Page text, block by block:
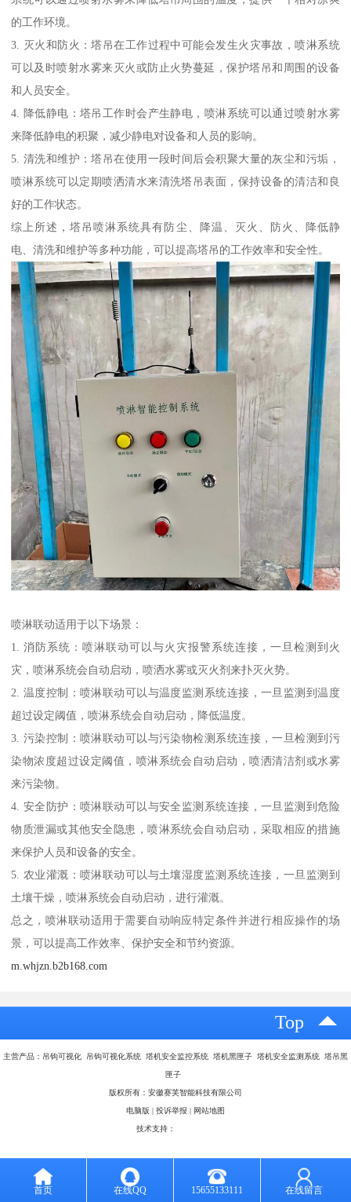
的工作环境。
3. 灭火和防火：塔吊在工作过程中可能会发生火灾事故，喷淋系统
可以及时喷射水雾来灭火或防止火势蔓延，保护塔吊和周围的设备
和人员安全。
4. 降低静电：塔吊工作时会产生静电，喷淋系统可以通过喷射水雾
来降低静电的积聚，减少静电对设备和人员的影响。
5. 清洗和维护：塔吊在使用一段时间后会积聚大量的灰尘和污垢，
喷淋系统可以定期喷洒清水来清洗塔吊表面，保持设备的清洁和良
好的工作状态。
综上所述，塔吊喷淋系统具有防尘、降温、灭火、防火、降低静
电、清洗和维护等多种功能，可以提高塔吊的工作效率和安全性。
喷淋联动适用于以下场景：
1. 消防系统：喷淋联动可以与火灾报警系统连接，一旦检测到火
灾，喷淋系统会自动启动，喷洒水雾或灭火剂来扑灭火势。
2. 温度控制：喷淋联动可以与温度监测系统连接，一旦监测到温度
超过设定阈值，喷淋系统会自动启动，降低温度。
3. 污染控制：喷淋联动可以与污染物检测系统连接，一旦检测到污
染物浓度超过设定阈值，喷淋系统会自动启动，喷洒清洁剂或水雾
来污染物。
4. 安全防护：喷淋联动可以与安全监测系统连接，一旦监测到危险
物质泄漏或其他安全隐患，喷淋系统会自动启动，采取相应的措施
来保护人员和设备的安全。
5. 农业灌溉：喷淋联动可以与土壤湿度监测系统连接，一旦监测到
土壤干燥，喷淋系统会自动启动，进行灌溉。
总之，喷淋联动适用于需要自动响应特定条件并进行相应操作的场
景，可以提高工作效率、保护安全和节约资源。
m.whjzn.b2b168.com
Top
主营产品：吊钩可视化 吊钩可视化系统 塔机安全监控系统 塔机黑匣子 塔机安全监测系统 塔吊黑
匣子
版权所有：安徽赛芙智能科技有限公司
电脑版 | 投诉举报 | 网站地图
技术支持：
首页 在线QQ 15655133111 在线留言